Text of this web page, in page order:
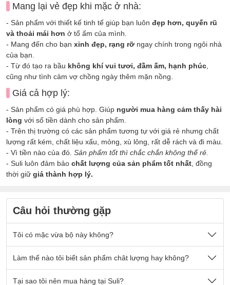
Mang lại vẻ đẹp khi mặc ở nhà:
- Sản phẩm với thiết kế tinh tế giúp bạn luôn đẹp hơn, quyến rũ
và thoải mái hơn ở tổ ấm của mình.
- Mang đến cho bạn xinh đẹp, rạng rỡ ngay chính trong ngôi nhà
của bạn.
- Từ đó tạo ra bầu không khí vui tươi, đầm ấm, hạnh phúc
cũng như tình cảm vợ chồng ngày thêm mặn nồng.
Giá cả hợp lý:
- Sản phẩm có giá phù hợp. Giúp người mua hàng cảm thấy hài
lòng với số tiền dành cho sản phẩm.
- Trên thị trường có các sản phẩm tương tự với giá rẻ nhưng chất
lượng rất kém, chất liệu xấu, mỏng, xù lông, rất dễ rách và đi màu.
- Vì tiền nào của đó. Sản phẩm tốt thì chắc chắn không thể rẻ.
- Suli luôn đảm bảo chất lượng của sản phẩm tốt nhất , đồng
thời giữ giá thành hợp lý.
Câu hỏi thường gặp
Tôi có mặc vừa bộ này không?
Nếu quý khách có cân nặng nằm trong số kg ở mô tả sản
phẩm thì sẽ mặc vừa đẹp ạ.
Sản phẩm được thiết kế thoải mái phù hợp cho tất cả mọi
Làm thế nào tôi biết sản phẩm chât lượng hay không?
- Chất vải tại Suli luôn làchất vải loại 1 cao cấp
Tại sao tôi nên mua hàng tại Suli?